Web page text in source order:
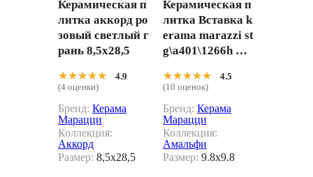
Керамическая п
литка аккорд ро
зовый светлый г
рань 8,5x28,5
★★★★★
★★★★★
4.9
(4 оценки)
Бренд: Керама
Марацци
Коллекция:
Аккорд
Размер: 8,5x28,5
Керамическая п
литка Вставка k
erama marazzi st
g\a401\1266h Ам
коричневый 9.8
x9.8
★★★★★
★★★★★
4.5
(10 оценок)
Бренд: Керама
Марацци
Коллекция:
Амальфи
Размер: 9.8x9.8